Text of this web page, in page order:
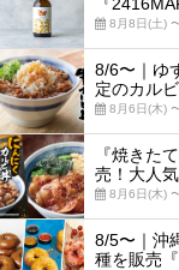
8月8日(土)
8/6〜｜ゆ
定のカル
8月6日(木)
『焼きた
売！大人
8月6日(木)
8/5〜｜沖
種を販売